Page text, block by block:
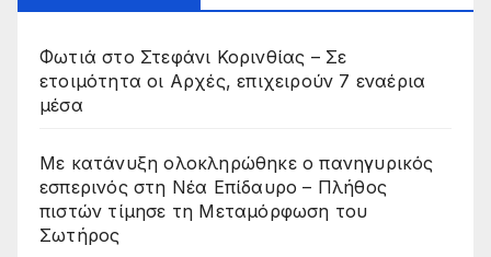
Φωτιά στο Στεφάνι Κορινθίας – Σε
ετοιμότητα οι Αρχές, επιχειρούν 7 εναέρια
μέσα
Με κατάνυξη ολοκληρώθηκε ο πανηγυρικός
εσπερινός στη Νέα Επίδαυρο – Πλήθος
πιστών τίμησε τη Μεταμόρφωση του
Σωτήρος